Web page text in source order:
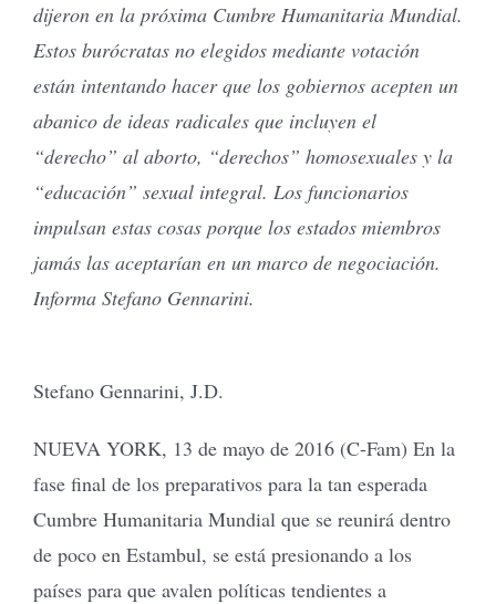
dijeron en la próxima Cumbre Humanitaria Mundial.
Estos burócratas no elegidos mediante votación
están intentando hacer que los gobiernos acepten un
abanico de ideas radicales que incluyen el
“derecho” al aborto, “derechos” homosexuales y la
“educación” sexual integral. Los funcionarios
impulsan estas cosas porque los estados miembros
jamás las aceptarían en un marco de negociación.
Informa Stefano Gennarini.
Stefano Gennarini, J.D.
NUEVA YORK, 13 de mayo de 2016 (C-Fam) En la
fase final de los preparativos para la tan esperada
Cumbre Humanitaria Mundial que se reunirá dentro
de poco en Estambul, se está presionando a los
países para que avalen políticas tendientes a